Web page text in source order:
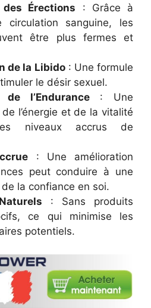
Érections : Grâce à
circulation sanguine, les
être plus fermes et
de la Libido: Une formule
le désir sexuel.
de l’Endurance: Une
l’énergie et de la vitalité
niveaux accrus de
: Une amélioration
peut conduire à une
la confiance en soi.
: Sans produits
ce qui minimise les
potentiels.